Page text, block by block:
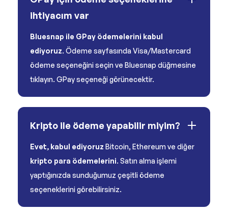
ihtiyacım var
Bluesnap ile GPay ödemelerini kabul
ediyoruz. Ödeme sayfasında Visa/Mastercard
ödeme seçeneğini seçin ve Bluesnap düğmesine
tıklayın. GPay seçeneği görünecektir.
Kripto ile ödeme yapabilir miyim?
Evet, kabul ediyoruz Bitcoin, Ethereum ve diğer
kripto para ödemelerini. Satın alma işlemi
yaptığınızda sunduğumuz çeşitli ödeme
seçeneklerini görebilirsiniz.